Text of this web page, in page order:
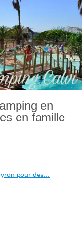
en
en famille
pour des...